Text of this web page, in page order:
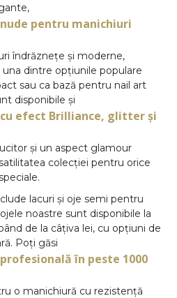
pentru manichiuri
îndrăznețe și moderne,
dintre opțiunile populare
sau ca bază pentru nail art
disponibile și
efect Brilliance, glitter și
și un aspect glamour
colecției pentru orice
lacuri și oje semi pentru
noastre sunt disponibile la
de la câțiva lei, cu opțiuni de
Poți găsi
în peste 1000
o manichiură cu rezistență